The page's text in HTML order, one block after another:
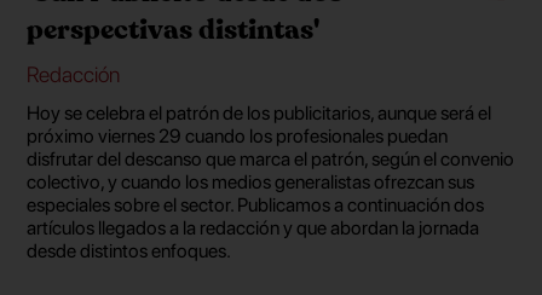
perspectivas distintas'
Redacción
Hoy se celebra el patrón de los publicitarios, aunque será el
próximo viernes 29 cuando los profesionales puedan
disfrutar del descanso que marca el patrón, según el convenio
colectivo, y cuando los medios generalistas ofrezcan sus
especiales sobre el sector. Publicamos a continuación dos
artículos llegados a la redacción y que abordan la jornada
desde distintos enfoques.